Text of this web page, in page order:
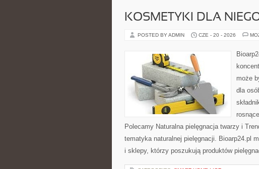
KOSMETYKI DLA
POSTED BY ADMIN CZE - 20 - 2026
może
dla
Polecamy Naturalna pielęgnacja twarzy i
tematyka naturalnej pielęgnacji. Bioarp24.pl
i sklepy, którzy poszukują produktów